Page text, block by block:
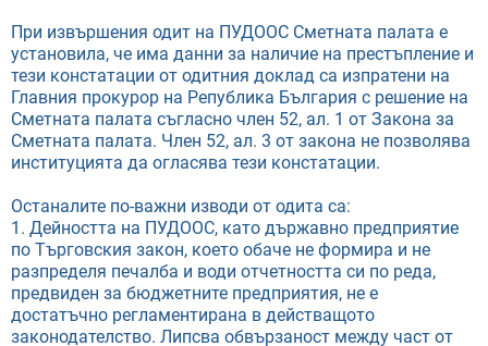
При извършения одит на ПУДООС Сметната палата е
установила, че има данни за наличие на престъпление и
тези констатации от одитния доклад са изпратени на
Главния прокурор на Република България с решение на
Сметната палата съгласно член 52, ал. 1 от Закона за
Сметната палата. Член 52, ал. 3 от закона не позволява
институцията да огласява тези констатации.
Останалите по-важни изводи от одита са:
1. Дейността на ПУДООС, като държавно предприятие
по Търговския закон, което обаче не формира и не
разпределя печалба и води отчетността си по реда,
предвиден за бюджетните предприятия, не е
достатъчно регламентирана в действащото
законодателство. Липсва обвързаност между част от